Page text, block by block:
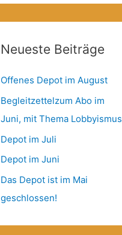
Neueste Beiträge
Offenes Depot im August
Begleitzettelzum Abo im
Juni, mit Thema Lobbyismus
Depot im Juli
Depot im Juni
Das Depot ist im Mai
geschlossen!